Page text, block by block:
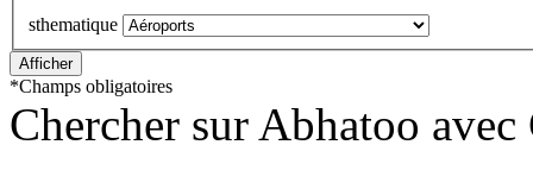
sthematique
*Champs obligatoires
Chercher sur Abhatoo